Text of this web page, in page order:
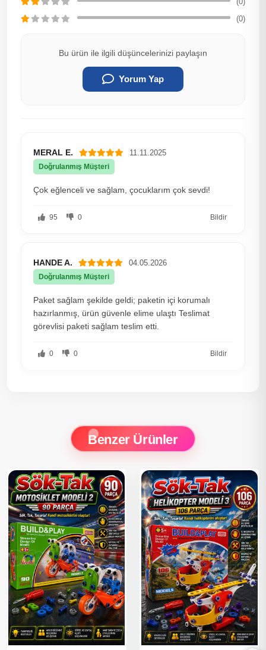
(0)
Bu ürün ile ilgili düşüncelerinizi paylaşın
Yorum Yap
MERAL E. 11.11.2025
Doğrulanmış Müşteri
Çok eğlenceli ve sağlam, çocuklarım çok sevdi!
95 0 Bildir
HANDE A. 04.05.2026
Doğrulanmış Müşteri
Paket sağlam şekilde geldi; paketin içi korumalı
hazırlanmış, ürün güvenle elime ulaştı Teslimat
görevlisi paketi sağlam teslim etti.
0 0 Bildir
Benzer Ürünler